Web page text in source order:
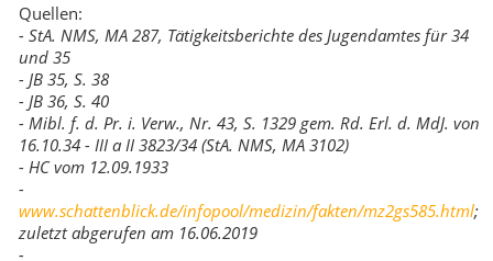
Quellen:
- StA. NMS, MA 287, Tätigkeitsberichte des Jugendamtes für 34
und 35
- JB 35, S. 38
- JB 36, S. 40
- Mibl. f. d. Pr. i. Verw., Nr. 43, S. 1329 gem. Rd. Erl. d. MdJ. von
16.10.34 - III a II 3823/34 (StA. NMS, MA 3102)
- HC vom 12.09.1933
-
www.schattenblick.de/infopool/medizin/fakten/mz2gs585.html;
zuletzt abgerufen am 16.06.2019
-